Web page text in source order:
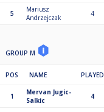
5
Mariusz
Andrzejczak
4
GROUP M
POS NAME PLAYED
1
Mervan Jugic-
Salkic
4